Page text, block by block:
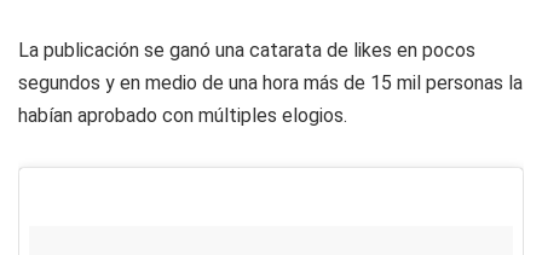
La publicación se ganó una catarata de likes en pocos
segundos y en medio de una hora más de 15 mil personas la
habían aprobado con múltiples elogios.